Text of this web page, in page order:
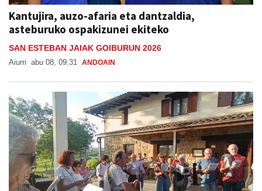
Kantujira, auzo-afaria eta dantzaldia,
asteburuko ospakizunei ekiteko
SAN ESTEBAN JAIAK GOIBURUN 2026
Aiurri abu 08, 09:31 ANDOAIN